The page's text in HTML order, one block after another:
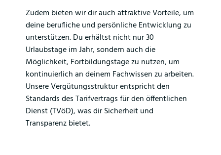
Zudem bieten wir dir auch attraktive Vorteile, um
deine berufliche und persönliche Entwicklung zu
unterstützen. Du erhältst nicht nur 30
Urlaubstage im Jahr, sondern auch die
Möglichkeit, Fortbildungstage zu nutzen, um
kontinuierlich an deinem Fachwissen zu arbeiten.
Unsere Vergütungsstruktur entspricht den
Standards des Tarifvertrags für den öffentlichen
Dienst (TVöD), was dir Sicherheit und
Transparenz bietet.